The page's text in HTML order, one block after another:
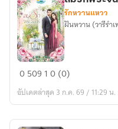
ลม
พระจันทร์
รักหวานแหวว
ฝันหวาน (วารีรำ
0509 10 (0)
อัปเดตล่าสุด 3 ก.ค. 69 / 11:29 น.